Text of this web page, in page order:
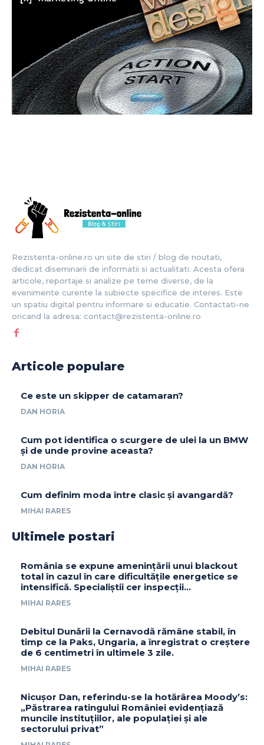
Rezistenta-online.ro un site de stiri / blog de noutati,
dedicat diseminarii de informatii si actualitati. Acesta ofera
articole, reportaje si analize pe teme diverse, de la
evenimente curente la subiecte specifice de interes. Este
un spatiu digital pentru informare si educatie. Contactati-ne
oricand la adresa: contact@rezistenta-online.ro
Articole populare
Ce este un skipper de catamaran?
DAN HORIA
Cum pot identifica o scurgere de ulei la un BMW
și de unde provine aceasta?
DAN HORIA
Cum definim moda între clasic și avangardă?
MIHAI RARES
Ultimele postari
România se expune amenințării unui blackout
total în cazul în care dificultățile energetice se
intensifică. Specialiștii cer inspecții…
MIHAI RARES
Debitul Dunării la Cernavodă rămâne stabil, în
timp ce la Paks, Ungaria, a înregistrat o creștere
de 6 centimetri în ultimele 3 zile.
MIHAI RARES
Nicușor Dan, referindu-se la hotărârea Moody’s:
„Păstrarea ratingului României evidențiază
muncile instituțiilor, ale populației și ale
sectorului privat”